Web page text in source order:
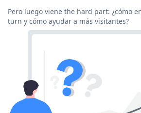
Pero luego viene the hard part: ¿cómo
turn y cómo ayudar a más visitantes?